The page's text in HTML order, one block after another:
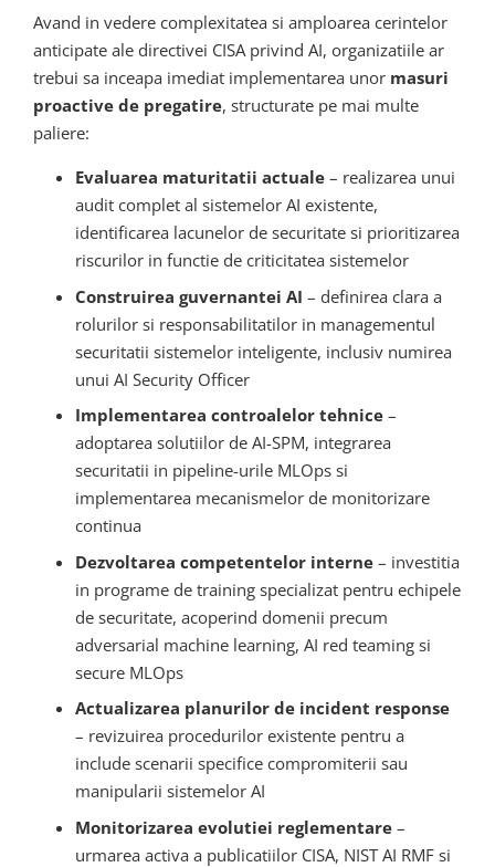
Avand in vedere complexitatea si amploarea cerintelor
anticipate ale directivei CISA privind AI, organizatiile ar
trebui sa inceapa imediat implementarea unor masuri
proactive de pregatire, structurate pe mai multe
paliere:
Evaluarea maturitatii actuale – realizarea unui
audit complet al sistemelor AI existente,
identificarea lacunelor de securitate si prioritizarea
riscurilor in functie de criticitatea sistemelor
Construirea guvernantei AI – definirea clara a
rolurilor si responsabilitatilor in managementul
securitatii sistemelor inteligente, inclusiv numirea
unui AI Security Officer
Implementarea controalelor tehnice –
adoptarea solutiilor de AI-SPM, integrarea
securitatii in pipeline-urile MLOps si
implementarea mecanismelor de monitorizare
continua
Dezvoltarea competentelor interne – investitia
in programe de training specializat pentru echipele
de securitate, acoperind domenii precum
adversarial machine learning, AI red teaming si
secure MLOps
Actualizarea planurilor de incident response
– revizuirea procedurilor existente pentru a
include scenarii specifice compromiterii sau
manipularii sistemelor AI
Monitorizarea evolutiei reglementare –
urmarea activa a publicatiilor CISA, NIST AI RMF si